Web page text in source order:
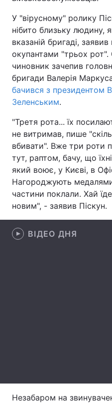
Здоров'я
Цікавинки
Екологія
Лонгріди
Відео з Youtube
Інтерв'ю
Архів
Контакти
Послуги
У "вірусному" ролику
нібито близьку людину,
вказаній бригаді,
окупантами "трьох
чиновник зачепив
бригади Валерія
бачився з президентом
Зеленським.
"Третя рота... їх
не витримав, пише
вбивати". Вже три роти
тут, раптом, бачу, що
який воює, у Києві, в
Нагороджують
частини поклали. Хай
новим", - заявив Піскун.
ВІДЕО ДНЯ
Незабаром на